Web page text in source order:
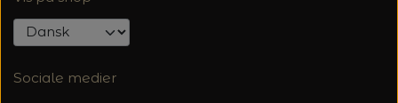
Sociale medier